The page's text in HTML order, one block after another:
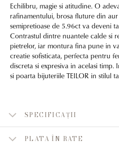
Echilibru, magie si atitudine. O
rafinamentului, brosa fluture din
semipretioase de 5.96ct va deveni
Contrastul dintre nuantele calde si
pietrelor, iar montura fina pune in
creatie sofisticata, perfecta pentru
discreta si expresiva in acelasi timp.
si poarta bijuteriile TEILOR in stilul
SPECIFICAȚII
PLATA ÎN RATE